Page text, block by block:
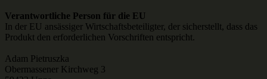
Verantwortliche Person für die EU
In der EU ansässiger Wirtschaftsbeteiligter, der sicherstellt, dass das
Produkt den erforderlichen Vorschriften entspricht.
Adam Pietruszka
Obermassener Kirchweg 3